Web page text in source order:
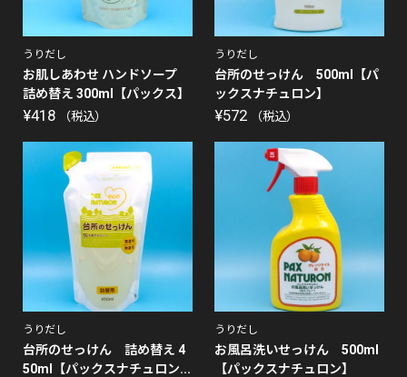
うりだし
お肌しあわせ ハンドソープ
詰め替え 300ml【パックス】
¥418 （税込）
うりだし
台所のせっけん 500ml【パ
ックスナチュロン】
¥572 （税込）
うりだし
台所のせっけん 詰め替え 4
50ml【パックスナチュロン...
うりだし
お風呂洗いせっけん 500ml
【パックスナチュロン】